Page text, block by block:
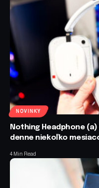
NOVINKY
Nothing Headphone
denne niekoľko
4 Min Read